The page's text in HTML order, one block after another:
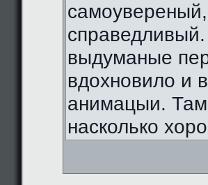
выдуманые
вдохновило и
анимацыи. Там
насколько